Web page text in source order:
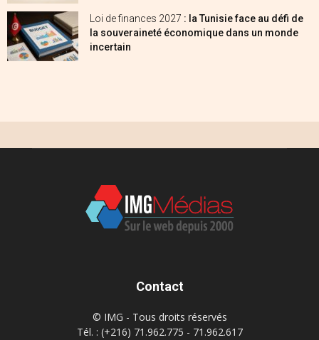
Loi de finances 2027 : la Tunisie face au défi de
la souveraineté économique dans un monde
incertain
Contact
© IMG - Tous droits réservés
Tél. : (+216) 71.962.775 - 71.962.617